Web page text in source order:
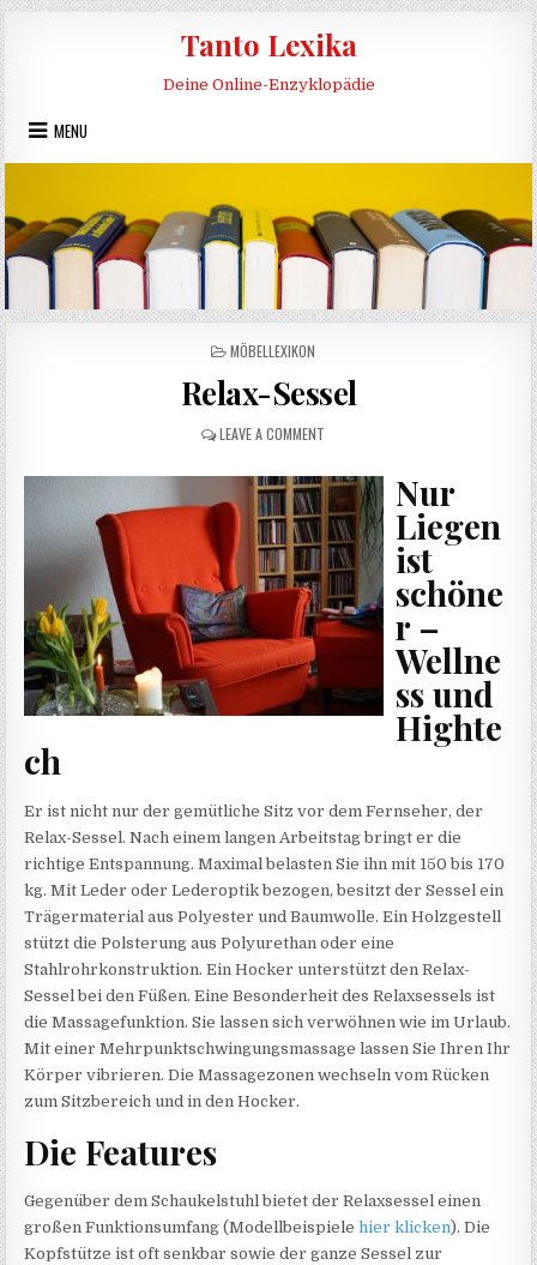
Skip to content
Tanto Lexika
Deine Online-Enzyklopädie
MENU
POSTED IN
MÖBELLEXIKON
Relax-Sessel
LEAVE A COMMENTON RELAX-SESSEL
Nur
Liegen
ist
schöne
r –
Wellne
ss und
Highte
ch
Er ist nicht nur der gemütliche Sitz vor dem Fernseher, der
Relax-Sessel. Nach einem langen Arbeitstag bringt er die
richtige Entspannung. Maximal belasten Sie ihn mit 150 bis 170
kg. Mit Leder oder Lederoptik bezogen, besitzt der Sessel ein
Trägermaterial aus Polyester und Baumwolle. Ein Holzgestell
stützt die Polsterung aus Polyurethan oder eine
Stahlrohrkonstruktion. Ein Hocker unterstützt den Relax-
Sessel bei den Füßen. Eine Besonderheit des Relaxsessels ist
die Massagefunktion. Sie lassen sich verwöhnen wie im Urlaub.
Mit einer Mehrpunktschwingungsmassage lassen Sie Ihren Ihr
Körper vibrieren. Die Massagezonen wechseln vom Rücken
zum Sitzbereich und in den Hocker.
Die Features
Gegenüber dem Schaukelstuhl bietet der Relaxsessel einen
großen Funktionsumfang (Modellbeispielehier klicken). Die
Kopfstütze ist oft senkbar sowie der ganze Sessel zur